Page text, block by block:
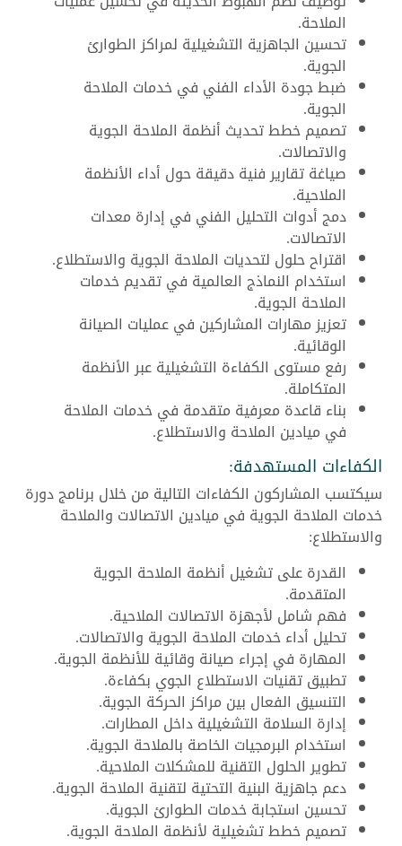
الملاحة.
تحسين الجاهزية التشغيلية لمراكز الطوارئ
الجوية.
ضبط جودة الأداء الفني في خدمات الملاحة
الجوية.
تصميم خطط تحديث أنظمة الملاحة الجوية
والاتصالات.
صياغة تقارير فنية دقيقة حول أداء الأنظمة
الملاحية.
دمج أدوات التحليل الفني في إدارة معدات
الاتصالات.
اقتراح حلول لتحديات الملاحة الجوية والاستطلاع.
استخدام النماذج العالمية في تقديم خدمات
الملاحة الجوية.
تعزيز مهارات المشاركين في عمليات الصيانة
الوقائية.
رفع مستوى الكفاءة التشغيلية عبر الأنظمة
المتكاملة.
بناء قاعدة معرفية متقدمة في خدمات الملاحة
في ميادين الملاحة والاستطلاع.
الكفاءات المستهدفة:
سيكتسب المشاركون الكفاءات التالية من خلال برنامج دورة
خدمات الملاحة الجوية في ميادين الاتصالات والملاحة
والاستطلاع:
القدرة على تشغيل أنظمة الملاحة الجوية
المتقدمة.
فهم شامل لأجهزة الاتصالات الملاحية.
تحليل أداء خدمات الملاحة الجوية والاتصالات.
المهارة في إجراء صيانة وقائية للأنظمة الجوية.
تطبيق تقنيات الاستطلاع الجوي بكفاءة.
التنسيق الفعال بين مراكز الحركة الجوية.
إدارة السلامة التشغيلية داخل المطارات.
استخدام البرمجيات الخاصة بالملاحة الجوية.
تطوير الحلول التقنية للمشكلات الملاحية.
دعم جاهزية البنية التحتية لتقنية الملاحة الجوية.
تحسين استجابة خدمات الطوارئ الجوية.
تصميم خطط تشغيلية لأنظمة الملاحة الجوية.